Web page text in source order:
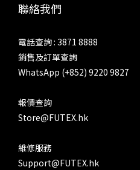
聯絡我們
電話查詢 : 3871 8888
銷售及訂單查詢
WhatsApp (+852) 9220 9827
報價查詢
Store@FUTEX.hk
維修服務
Support@FUTEX.hk